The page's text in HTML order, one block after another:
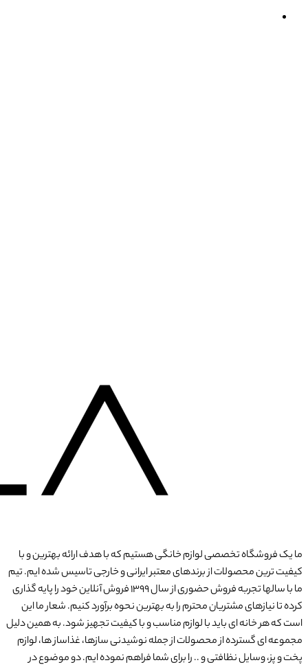
ما یک فروشگاه تخصصی لوازم خانگی هستیم که با هدف ارائه بهترین و با
کیفیت ترین محصولات از برندهای معتبر ایرانی و خارجی تاسیس شده ایم. تیم
ما با سالها تجربه فروش حضوری از سال 1399 فروش آنلاین خود را پایه گذاری
کرده تا نیازهای مشتریان محترم را به بهترین نحوه برآورد کنیم. شعار ما این
است که هر خانه ای باید با لوازم مناسب و با کیفیت تجهیز شود. به همین دلیل
مجموعه ای گسترده از محصولات از جمله نوشیدنی سازها، غذاساز ها، لوازم
پخت و پز، وسایل نظافتی و .. را برای شما فراهم نموده ایم. دو موضوع در